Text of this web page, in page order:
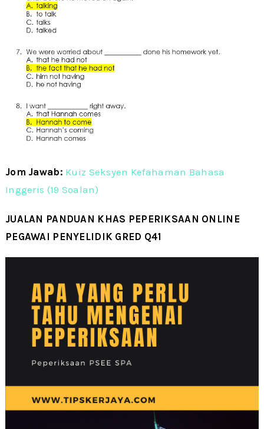
Jom Jawab: Kuiz Seksyen Kefahaman Bahasa
Inggeris (19 Soalan)
JUALAN PANDUAN KHAS PEPERIKSAAN ONLINE
PEGAWAI PENYELIDIK GRED Q41